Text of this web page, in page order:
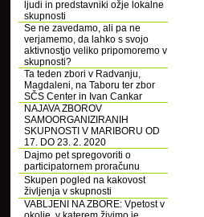
ljudi in predstavniki ožje lokalne
skupnosti
Se ne zavedamo, ali pa ne
verjamemo, da lahko s svojo
aktivnostjo veliko pripomoremo v
skupnosti?
Ta teden zbori v Radvanju,
Magdaleni, na Taboru ter zbor
SČS Center in Ivan Cankar
NAJAVA ZBOROV
SAMOORGANIZIRANIH
SKUPNOSTI V MARIBORU OD
17. DO 23. 2. 2020
Dajmo pet spregovoriti o
participatornem proračunu
Skupen pogled na kakovost
življenja v skupnosti
VABLJENI NA ZBORE: Vpetost v